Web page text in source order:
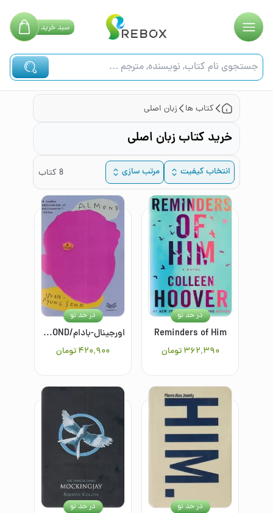
سبدخرید
کتاب ها زبان اصلی
خرید کتاب زبان اصلی
انتخاب کیفیت مرتب سازی 8 کتاب
Reminders of Him
۳۶۲٬۳۹۰ تومان
در حد نو
اورجینال-بادام/ALMOND
۴۲۰٬۹۰۰تومان
در حد نو
در حد نو در حد نو